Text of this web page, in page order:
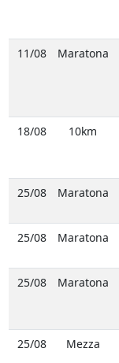
11/08 Maratona
18/08 10km
25/08 Maratona
25/08 Maratona
25/08 Maratona
25/08 Mezza